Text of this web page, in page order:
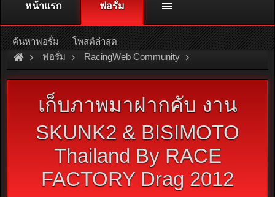
ติดต่อลงโฆษณา racingweb@gmail.comหรือโทร. 081-811-1138
หรืออ่านรายละเอียดเพิ่มเติม คลิกที่นี่
ฟอรั่ม RacingWeb Community
Motorsport Forum Drag Racing
เก็บภาพมาฝากคับ งาน
SKUNK2 & BISIMOTO
Thailand By RACE
FACTORY Drag 2012
หน้าแรก ฟอรั่ม
ค้นหาฟอรั่ม โพสต์ล่าสุด